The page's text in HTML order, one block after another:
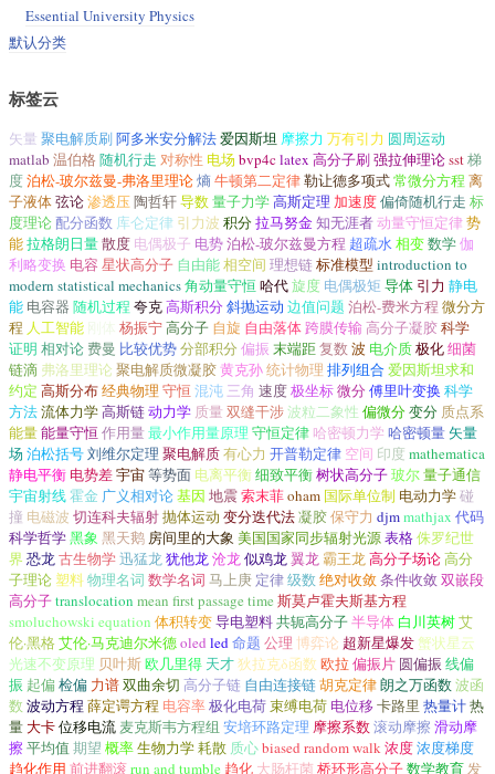
Essential University Physics
默认分类
标签云
矢量 聚电解质刷阿多米安分解法爱因斯坦 摩擦力 万有引力 圆周运动
matlab 温伯格随机行走 对称性 电场 bvp4clatex 高分子刷强拉伸理论sst梯
度泊松-玻尔兹曼-弗洛里理论熵牛顿第二定律勒让德多项式常微分方程 离
子液体弦论渗透压陶哲轩导数量子力学高斯定理 加速度偏倚随机行走 标
度理论配分函数 库仑定律 引力波 积分拉马努金知无涯者动量守恒定律势
能拉格朗日量散度 电偶极子 电势泊松-玻尔兹曼方程 超疏水相变数学伽
利略变换 电容 星状高分子 自由能相空间 理想链 标准模型 introduction to
modern statistical mechanics角动量守恒 哈代旋度 电偶极矩 导体 引力 静电
能 电容器 随机过程 夸克高斯积分斜抛运动 边值问题 泊松-费米方程 微分方
程 人工智能 刚体 杨振宁高分子 自旋 自由落体跨膜传输高分子凝胶科学
证明 相对论 费曼 比较优势分部积分 偏振 末端距复数 波 电介质极化细菌
链滴 弗洛里理论 聚电解质微凝胶黄克孙统计物理 排列组合爱因斯坦求和
约定 高斯分布经典物理 守恒 混沌 三角 速度极坐标微分傅里叶变换 科学
方法流体力学高斯链动力学 质量 双缝干涉波粒二象性 偏微分变分 质点系
能量能量守恒 作用量最小作用量原理 守恒定律 哈密顿力学 哈密顿量 矢量
场 泊松括号刘维尔定理 聚电解质有心力 开普勒定律 空间 印度 mathematica
静电平衡 电势差宇宙等势面 电离平衡细致平衡树状高分子玻尔量子通信
宇宙射线霍金 广义相对论基因 地震索末菲oham 国际单位制 电动力学碰
撞 电磁波 切连科夫辐射抛体运动 变分迭代法凝胶保守力 djmmathjax 代码
科学哲学黑象 黑天鹅 房间里的大象 美国国家同步辐射光源表格侏罗纪世
界 恐龙古生物学迅猛龙犹他龙沧龙似鸡龙翼龙 霸王龙高分子场论高分
子理论 塑料物理名词 数学名词 马上庚 定律级数 绝对收敛条件收敛 双嵌段
高分子translocation mean first passage time 斯莫卢霍夫斯基方程
smoluchowski equation 体积转变导电塑料共轭高分子半导体 白川英树艾
伦·黑格艾伦·马克迪尔米德oled led命题 公理 博弈论 超新星爆发 蟹状星云
光速不变原理 贝叶斯欧几里得 天才狄拉克δ函数 欧拉偏振片 圆偏振 线偏
振 起偏 检偏 力谱双曲余切 高分子链 自由连接链胡克定律朗之万函数波函
数 波动方程 薛定谔方程 电容率极化电荷束缚电荷 电位移卡路里 热量计热
量 大卡位移电流 麦克斯韦方程组 安培环路定理 摩擦系数滚动摩擦 滑动摩
擦平均值 期望 概率生物力学耗散 质心biased random walk浓度浓度梯度
趋化作用 前进翻滚run and tumble 趋化 大肠杆菌 桥环形高分子数学教育发